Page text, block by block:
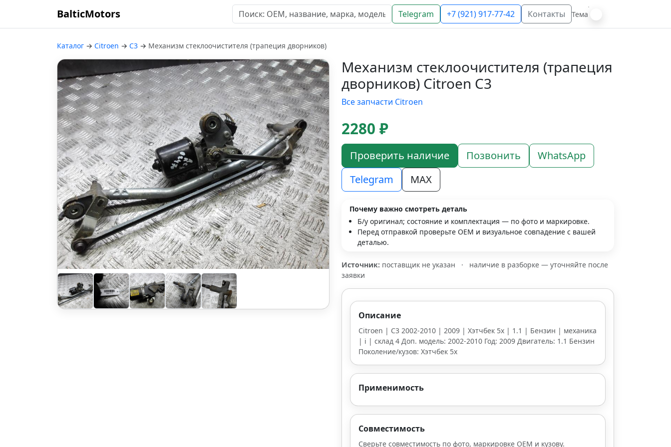
BalticMotors Telegram +7 (921) 917-77-42 Контакты Тема
Каталог → Citroen → C3 → Механизм стеклоочистителя (трапеция дворников)
Механизм стеклоочистителя (трапеция
дворников) Citroen C3
Все запчасти Citroen
2280 ₽
Проверить наличие Позвонить
WhatsApp
Telegram
MAX
Почему важно смотреть деталь
Б/у оригинал; состояние и комплектация — по фото и маркировке.
Перед отправкой проверьте OEM и визуальное совпадение с вашей
деталью.
Источник: поставщик не указан ·
наличие в разборке — уточняйте после
заявки
Описание
Citroen | C3 2002-2010 | 2009 | Хэтчбек 5х | 1.1 | Бензин | механика
| i | склад 4 Доп. модель: 2002-2010 Год: 2009 Двигатель: 1.1 Бензин
Поколение/кузов: Хэтчбек 5х
Применимость
Совместимость
Сверьте совместимость по фото, маркировке OEM и кузову.